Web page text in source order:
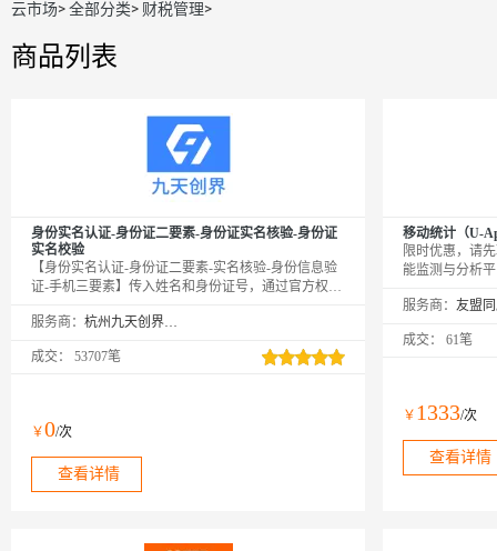
云市场>全部分类> 财税管理>
商品列表
身份实名认证-身份证二要素-身份证实名核验-身份证
实名校验
【身份实名认证-身份证二要素-实名核验-身份信息验
证-手机三要素】传入姓名和身份证号，通过官方权威
性别、籍贯等信息。2.广泛用于实名注册、登记等需
车、ETC办理、网络游戏、金融等场景
服务商： 杭州九天创界科技有限公司
成交： 53707笔
￥0/次
查看详情
移动统计（U-
限时优惠，请
能监测与分析
购买成功后，
正常使用。
服务商：
成交： 61笔
￥ 1333/次
查看详情